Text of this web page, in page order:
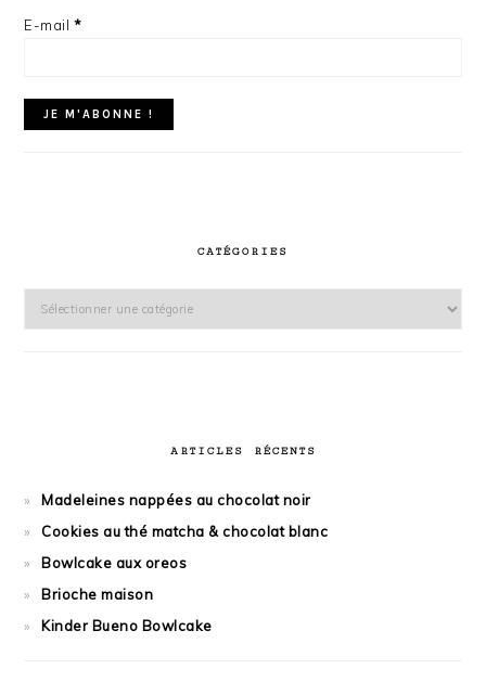
E-mail *
CATÉGORIES
Catégories
ARTICLES RÉCENTS
Madeleines nappées au chocolat noir
Cookies au thé matcha & chocolat blanc
Bowlcake aux oreos
Brioche maison
Kinder Bueno Bowlcake